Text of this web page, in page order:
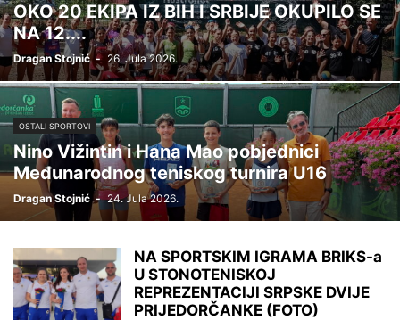
OKO 20 EKIPA IZ BIH I SRBIJE OKUPILO SE
NA 12....
Dragan Stojnić - 26. Jula 2026.
OSTALI SPORTOVI
Nino Vižintin i Hana Mao pobjednici
Međunarodnog teniskog turnira U16
Dragan Stojnić - 24. Jula 2026.
NA SPORTSKIM IGRAMA BRIKS-a
U STONOTENISKOJ
REPREZENTACIJI SRPSKE DVIJE
PRIJEDORČANKE (FOTO)